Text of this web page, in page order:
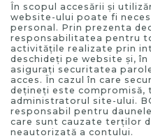
În scopul accesării şi
website-ului poate fi
personal. Prin prezenta
responsabilitatea pentru
activităţile realizate prin
deschideţi pe website şi,
asiguraţi securitatea
acces. În cazul în care
deţineţi este compromisă,
administratorul site-ului.
responsabil pentru
care sunt cauzate terţilor
neautorizată a contului.